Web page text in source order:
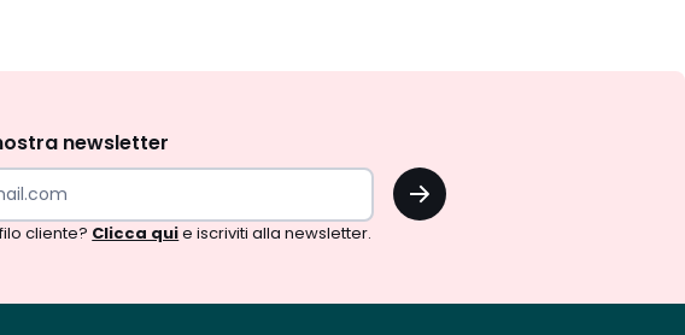
newsletter
OK
cliente? Clicca quie iscriviti alla newsletter.